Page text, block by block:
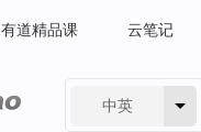
有道精品课 云笔记
中英